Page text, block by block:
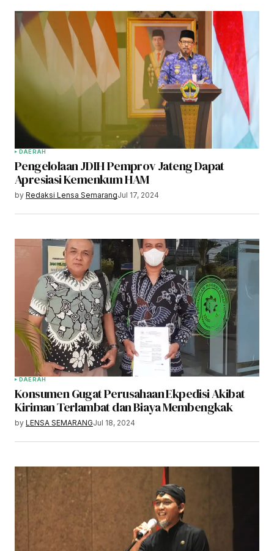
DAERAH
Pengelolaan JDIH Pemprov Jateng Dapat
Apresiasi Kemenkum HAM
by Redaksi Lensa SemarangJul 17, 2024
DAERAH
Konsumen Gugat Perusahaan Ekpedisi Akibat
Kiriman Terlambat dan Biaya Membengkak
by LENSA SEMARANGJul 18, 2024